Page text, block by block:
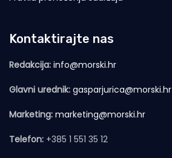
Kontaktirajte nas
Redakcija: info@morski.hr
Glavni urednik: gasparjurica@morski.hr
Marketing: marketing@morski.hr
Telefon: +385 1 551 35 12